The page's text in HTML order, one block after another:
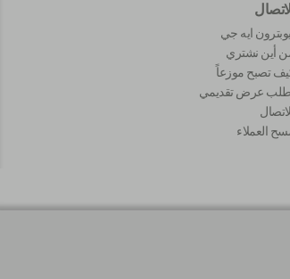
الاتصال
ايه جي
أين نشتري
تصبح موزعاً
اطلب عرض تقديمي
العملاء